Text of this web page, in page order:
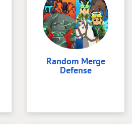
Random Merge
Defense